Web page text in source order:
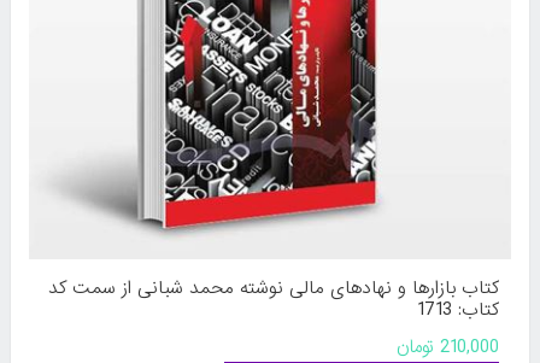
کتاب بازارها و نهادهای مالی نوشته محمد شبانی از سمت کد
کتاب: 1713
210,000 تومان